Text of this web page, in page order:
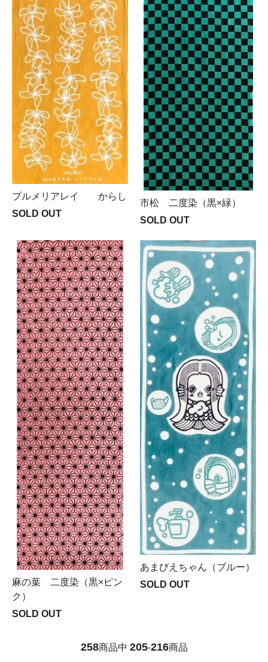
プルメリアレイ からし
SOLD OUT
市松 二度染（黒×緑）
SOLD OUT
麻の葉 二度染（黒×ピン
ク）
SOLD OUT
あまびえちゃん（ブルー）
SOLD OUT
258商品中 205-216商品